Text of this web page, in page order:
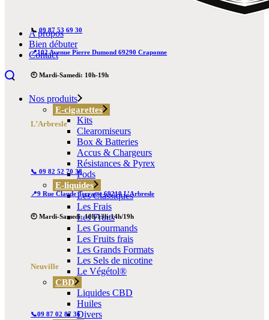
A propos
Bien débuter
Contact
Nos produits
E-cigarettes
Kits
Clearomiseurs
Box & Batteries
Accus & Chargeurs
Résistances & Pyrex
Pods
E-liquides
Les Classiques
Les Frais
Les Fruits
Les Gourmands
Les Fruits frais
Les Grands Formats
Les Sels de nicotine
Le Végétol®
CBD
Liquides CBD
Huiles
Divers
📞09 87 53 69 30
📍102 Avenue Pierre Dumond 69290 Craponne
🕙 Mardi-Samedi: 10h-19h
L’Arbresle
📞 09 82 52 70 38
📍9 Rue Claude Terrasse 69210 L’Arbresle
🕙 Mardi-Samedi: 10h/13h-14h/19h
Neuville
📞09 87 02 87 36